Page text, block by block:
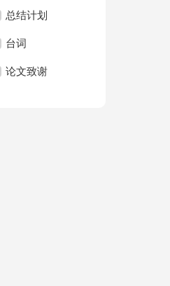
合集10篇
总结计划
台词
论文致谢